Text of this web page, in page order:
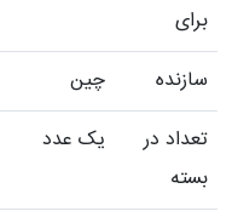
برای
سازنده
چین
تعداد در
بسته
یک عدد